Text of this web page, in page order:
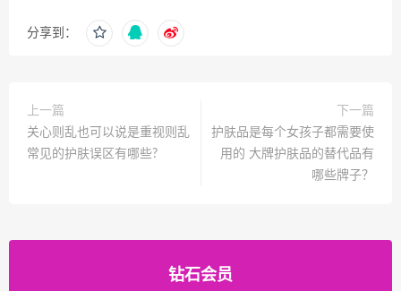
分享到：
上一篇
关心则乱也可以说是重视则乱
常见的护肤误区有哪些?
下一篇
护肤品是每个女孩子都需要使
用的 大牌护肤品的替代品有
哪些牌子？
钻石会员